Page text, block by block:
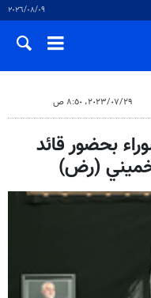
٠٩‏/٠٨‏/٢٠٢٦
٢٩‏/٠٧‏/٢٠٢٣، ٨:٥٠ ص
بحضور قائد
(رض)